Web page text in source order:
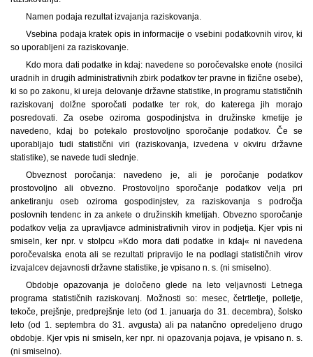
Namen podaja rezultat izvajanja raziskovanja.
Vsebina podaja kratek opis in informacije o vsebini podatkovnih virov, ki
so uporabljeni za raziskovanje.
Kdo mora dati podatke in kdaj: navedene so poročevalske enote (nosilci
uradnih in drugih administrativnih zbirk podatkov ter pravne in fizične osebe),
ki so po zakonu, ki ureja delovanje državne statistike, in programu statističnih
raziskovanj dolžne sporočati podatke ter rok, do katerega jih morajo
posredovati. Za osebe oziroma gospodinjstva in družinske kmetije je
navedeno, kdaj bo potekalo prostovoljno sporočanje podatkov. Če se
uporabljajo tudi statistični viri (raziskovanja, izvedena v okviru državne
statistike), se navede tudi slednje.
Obveznost poročanja: navedeno je, ali je poročanje podatkov
prostovoljno ali obvezno. Prostovoljno sporočanje podatkov velja pri
anketiranju oseb oziroma gospodinjstev, za raziskovanja s področja
poslovnih tendenc in za ankete o družinskih kmetijah. Obvezno sporočanje
podatkov velja za upravljavce administrativnih virov in podjetja. Kjer vpis ni
smiseln, ker npr. v stolpcu »Kdo mora dati podatke in kdaj« ni navedena
poročevalska enota ali se rezultati pripravijo le na podlagi statističnih virov
izvajalcev dejavnosti državne statistike, je vpisano n. s. (ni smiselno).
Obdobje opazovanja je določeno glede na leto veljavnosti Letnega
programa statističnih raziskovanj. Možnosti so: mesec, četrtletje, polletje,
tekoče, prejšnje, predprejšnje leto (od 1. januarja do 31. decembra), šolsko
leto (od 1. septembra do 31. avgusta) ali pa natančno opredeljeno drugo
obdobje. Kjer vpis ni smiseln, ker npr. ni opazovanja pojava, je vpisano n. s.
(ni smiselno).